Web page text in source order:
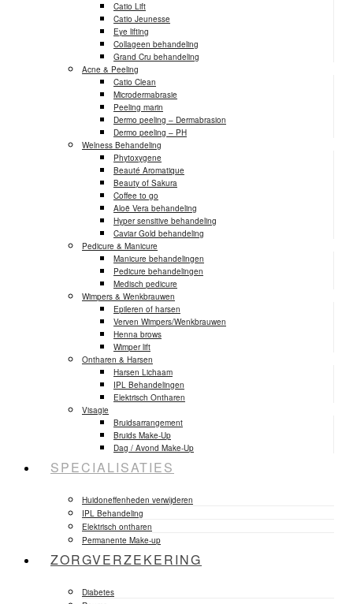
Catio Lift
Catio Jeunesse
Eye lifting
Collageen behandeling
Grand Cru behandeling
Acne & Peeling
Catio Clean
Microdermabrasie
Peeling marin
Dermo peeling – Dermabrasion
Dermo peeling – PH
Welness Behandeling
Phytoxygene
Beauté Aromatique
Beauty of Sakura
Coffee to go
Aloë Vera behandeling
Hyper sensitive behandeling
Caviar Gold behandeling
Pedicure & Manicure
Manicure behandelingen
Pedicure behandelingen
Medisch pedicure
Wimpers & Wenkbrauwen
Epileren of harsen
Verven Wimpers/Wenkbrauwen
Henna brows
Wimper lift
Ontharen & Harsen
Harsen Lichaam
IPL Behandelingen
Elektrisch Ontharen
Visagie
Bruidsarrangement
Bruids Make-Up
Dag / Avond Make-Up
SPECIALISATIES
Huidoneffenheden verwijderen
IPL Behandeling
Elektrisch ontharen
Permanente Make-up
ZORGVERZEKERING
Diabetes